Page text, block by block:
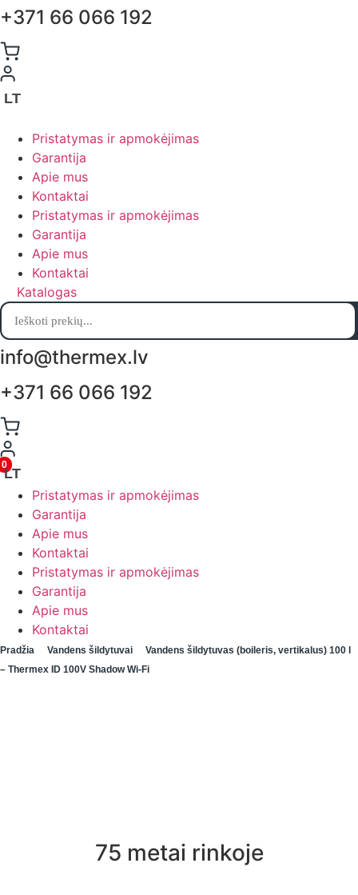
+371 66 066 192
LT
Pristatymas ir apmokėjimas
Garantija
Apie mus
Kontaktai
Pristatymas ir apmokėjimas
Garantija
Apie mus
Kontaktai
Katalogas
Products
search
info@thermex.lv
+371 66 066 192
0
LT
Pristatymas ir apmokėjimas
Garantija
Apie mus
Kontaktai
Pristatymas ir apmokėjimas
Garantija
Apie mus
Kontaktai
Pradžia Vandens šildytuvai
Vandens šildytuvas (boileris, vertikalus) 100 l
– Thermex ID 100V Shadow Wi-Fi
75 metai rinkoje